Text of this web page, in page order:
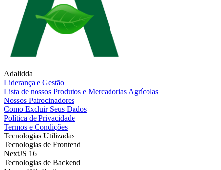
Adalidda
Liderança e Gestão
Lista de nossos Produtos e Mercadorias Agrícolas
Nossos Patrocinadores
Como Excluir Seus Dados
Política de Privacidade
Termos e Condições
Tecnologias Utilizadas
Tecnologias de Frontend
NextJS 16
Tecnologias de Backend